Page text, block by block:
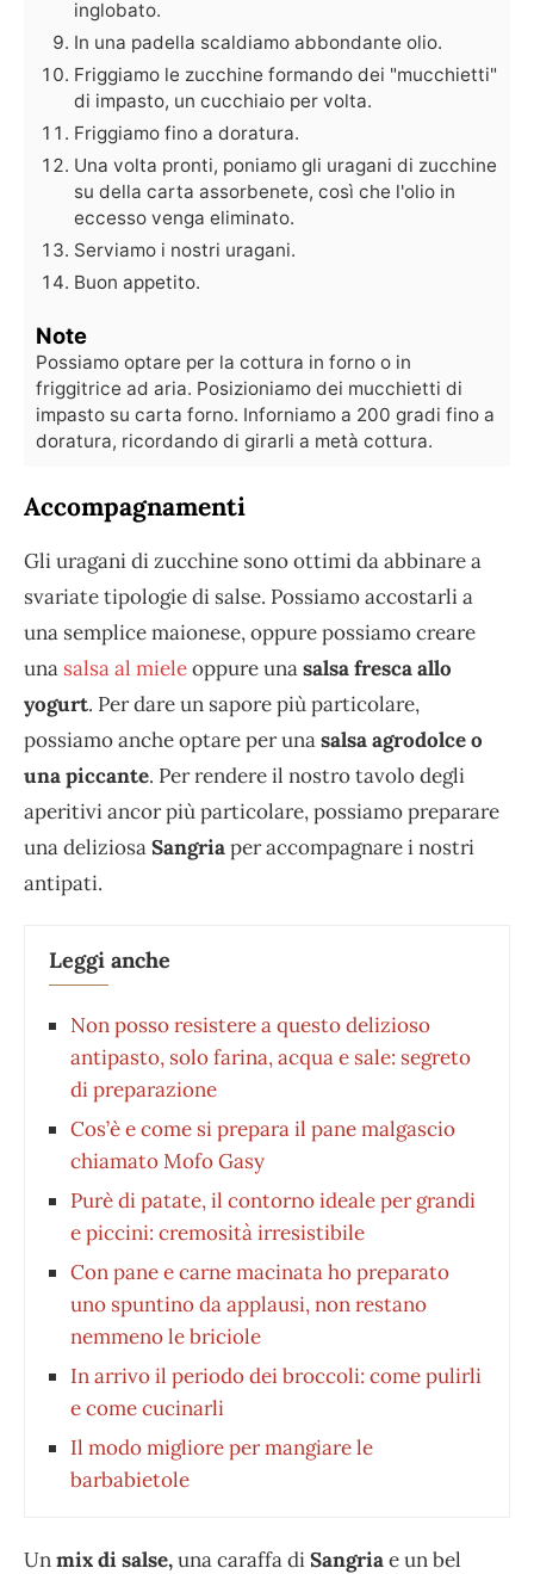
inglobato.
In una padella scaldiamo abbondante olio.
Friggiamo le zucchine formando dei "mucchietti"
di impasto, un cucchiaio per volta.
Friggiamo fino a doratura.
Una volta pronti, poniamo gli uragani di zucchine
su della carta assorbenete, così che l'olio in
eccesso venga eliminato.
Serviamo i nostri uragani.
Buon appetito.
Note
Possiamo optare per la cottura in forno o in
friggitrice ad aria. Posizioniamo dei mucchietti di
impasto su carta forno. Inforniamo a 200 gradi fino a
doratura, ricordando di girarli a metà cottura.
Accompagnamenti
Gli uragani di zucchine sono ottimi da abbinare a
svariate tipologie di salse. Possiamo accostarli a
una semplice maionese, oppure possiamo creare
una salsa al mieleoppure unasalsa fresca allo
yogurt. Per dare un sapore più particolare,
possiamo anche optare per unasalsa agrodolce o
una piccante. Per rendere il nostro tavolo degli
aperitivi ancor più particolare, possiamo preparare
una deliziosaSangriaper accompagnare i nostri
antipati.
Leggi anche
Non posso resistere a questo delizioso
antipasto, solo farina, acqua e sale: segreto
di preparazione
Cos’è e come si prepara il pane malgascio
chiamato Mofo Gasy
Purè di patate, il contorno ideale per grandi
e piccini: cremosità irresistibile
Con pane e carne macinata ho preparato
uno spuntino da applausi, non restano
nemmeno le briciole
In arrivo il periodo dei broccoli: come pulirli
e come cucinarli
Il modo migliore per mangiare le
barbabietole
Unmix di salse,una caraffa diSangriae un bel